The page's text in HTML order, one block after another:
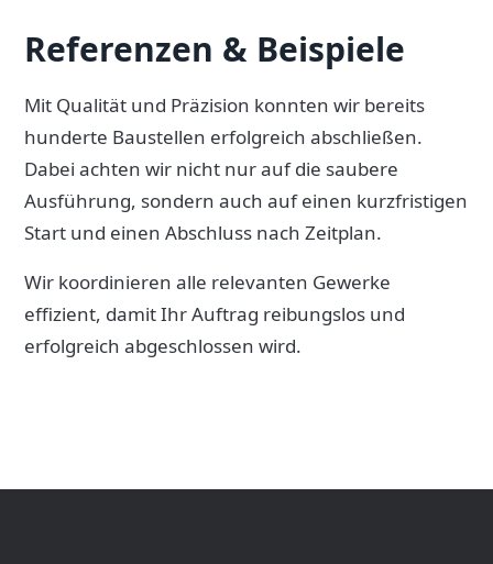
Referenzen & Beispiele
Mit Qualität und Präzision konnten wir bereits
hunderte Baustellen erfolgreich abschließen.
Dabei achten wir nicht nur auf die saubere
Ausführung, sondern auch auf einen kurzfristigen
Start und einen Abschluss nach Zeitplan.
Wir koordinieren alle relevanten Gewerke
effizient, damit Ihr Auftrag reibungslos und
erfolgreich abgeschlossen wird.